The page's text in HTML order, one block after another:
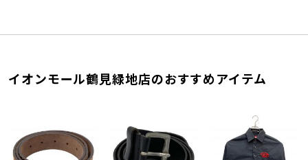
イオンモール鶴見緑地店のおすすめアイテム